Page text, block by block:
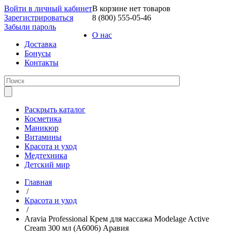
Войти в личный кабинет
Зарегистрироваться
Забыли пароль
В корзине нет товаров
8 (800) 555-05-46
О нас
Доставка
Бонусы
Контакты
Раскрыть каталог
Косметика
Маникюр
Витамины
Красота и уход
Медтехника
Детский мир
Главная
/
Красота и уход
/
Aravia Professional Крем для массажа Modelage Active
Cream 300 мл (А6006) Аравия